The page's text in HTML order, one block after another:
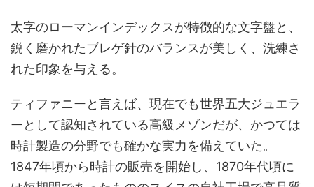
太字のローマンインデックスが特徴的な文字盤と、
鋭く磨かれたブレゲ針のバランスが美しく、洗練さ
れた印象を与える。
ティファニーと言えば、現在でも世界五大ジュエラ
ーとして認知されている高級メゾンだが、かつては
時計製造の分野でも確かな実力を備えていた。
1847年頃から時計の販売を開始し、1870年代頃に